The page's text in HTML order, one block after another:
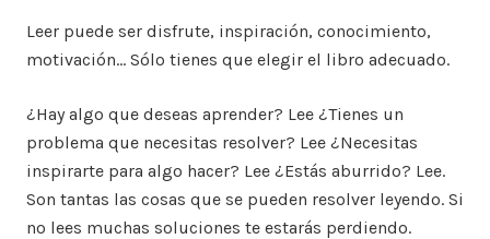
Leer puede ser disfrute, inspiración, conocimiento,
motivación… Sólo tienes que elegir el libro adecuado.
¿Hay algo que deseas aprender? Lee ¿Tienes un
problema que necesitas resolver? Lee ¿Necesitas
inspirarte para algo hacer? Lee ¿Estás aburrido? Lee.
Son tantas las cosas que se pueden resolver leyendo. Si
no lees muchas soluciones te estarás perdiendo.